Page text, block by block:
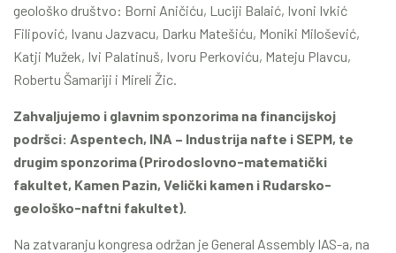
geološko društvo: Borni Aničiću, Luciji Balaić, Ivoni Ivkić
Filipović, Ivanu Jazvacu, Darku Matešiću, Moniki Milošević,
Katji Mužek, Ivi Palatinuš, Ivoru Perkoviću, Mateju Plavcu,
Robertu Šamariji i Mireli Žic.
Zahvaljujemo i glavnim sponzorima na financijskoj
podršci: Aspentech, INA – Industrija nafte i SEPM, te
drugim sponzorima (Prirodoslovno-matematički
fakultet, Kamen Pazin, Velički kamen i Rudarsko-
geološko-naftni fakultet).
Na zatvaranju kongresa održan je General Assembly IAS-a, na